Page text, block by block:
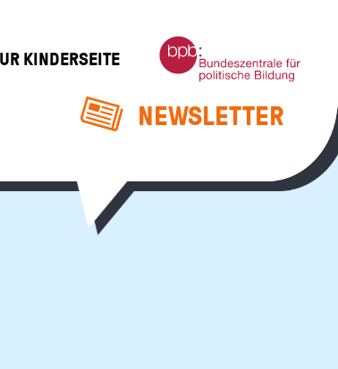
KINDERSEITE
Bundeszentrale
für
politische
NEWSLETTER